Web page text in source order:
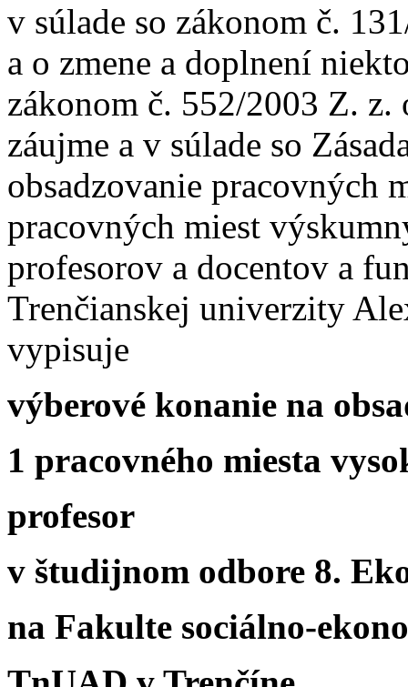
v súlade so zákonom č.
a o zmene a doplnení
zákonom č. 552/2003 Z.
záujme a v súlade so
obsadzovanie pracovných
pracovných miest
profesorov a docentov a
Trenčianskej univerzity
vypisuje
výberové konanie na
1 pracovného miesta
profesor
v študijnom odbore 8.
na Fakulte sociálno-